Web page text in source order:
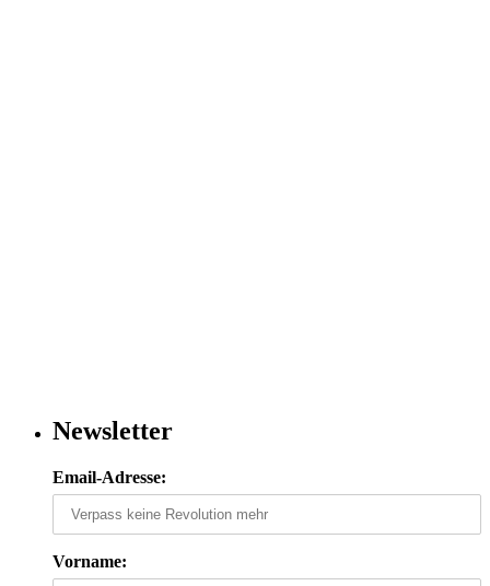
Newsletter
Email-Adresse:
Vorname: